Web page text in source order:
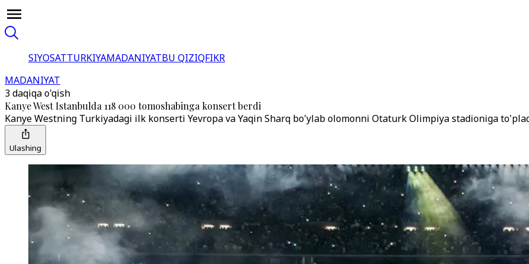
SIYOSATTURKIYAMADANIYATBU QIZIQFIKR
MADANIYAT
3 daqiqa o'qish
Kanye West Istanbulda 118 000 tomoshabinga konsert berdi
Kanye Westning Turkiyadagi ilk konserti Yevropa va Yaqin Sharq bo'ylab olomonni Otaturk Olimpiya stadioniga
Ulashing